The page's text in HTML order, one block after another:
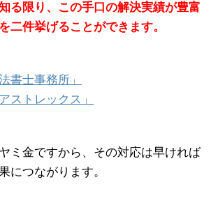
る限り、この手口の解決実績が豊富
二件挙げることができます。
書士事務所」
ストレックス」
ミ金ですから、その対応は早ければ
につながります。